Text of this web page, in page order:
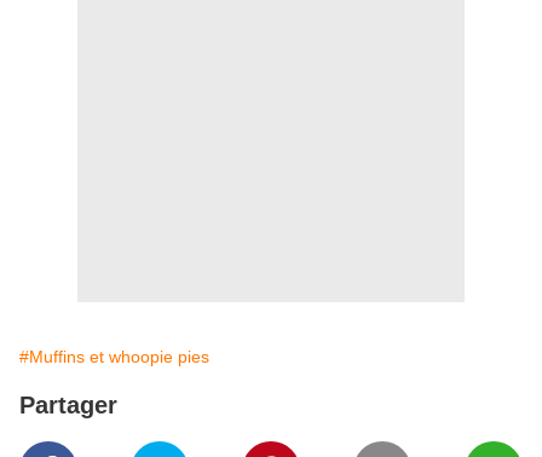
#Muffins et whoopie pies
Partager